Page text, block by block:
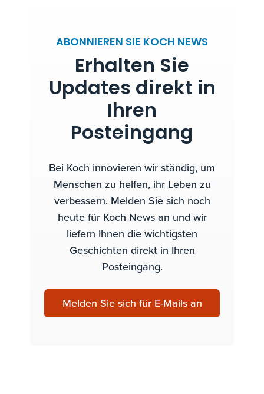
ABONNIEREN SIE KOCH NEWS
Erhalten Sie
Updates direkt in
Ihren
Posteingang
Bei Koch innovieren wir ständig, um
Menschen zu helfen, ihr Leben zu
verbessern. Melden Sie sich noch
heute für Koch News an und wir
liefern Ihnen die wichtigsten
Geschichten direkt in Ihren
Posteingang.
Melden Sie sich für E-Mails an